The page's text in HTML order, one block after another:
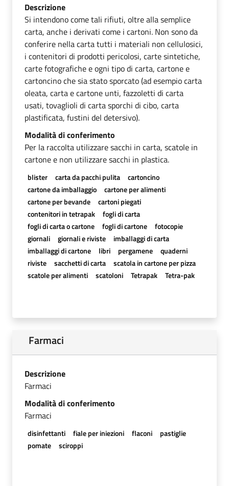
Descrizione
Si intendono come tali rifiuti, oltre alla semplice
carta, anche i derivati come i cartoni. Non sono da
conferire nella carta tutti i materiali non cellulosici,
i contenitori di prodotti pericolosi, carte sintetiche,
carte fotografiche e ogni tipo di carta, cartone e
cartoncino che sia stato sporcato (ad esempio carta
oleata, carta e cartone unti, fazzoletti di carta
usati, tovaglioli di carta sporchi di cibo, carta
plastificata, fustini del detersivo).
Modalità di conferimento
Per la raccolta utilizzare sacchi in carta, scatole in
cartone e non utilizzare sacchi in plastica.
blister carta da pacchi pulita
cartoncino
cartone da imballaggio
cartone per alimenti
cartone per bevande
cartoni piegati
contenitori in tetrapak
fogli di carta
fogli di carta o cartone
fogli di cartone
fotocopie
giornali
giornali e riviste
imballaggi di carta
imballaggi di cartone
libri pergamene
quaderni
riviste
sacchetti di carta
scatola in cartone per pizza
scatole per alimenti
scatoloni Tetrapak Tetra-pak
Farmaci
Descrizione
Farmaci
Modalità di conferimento
Farmaci
disinfettanti fiale per iniezioni flaconi
pastiglie
pomate
sciroppi